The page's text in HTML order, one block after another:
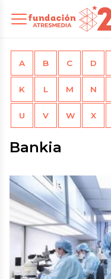
A B C D
K L M N
U V W X
Bankia